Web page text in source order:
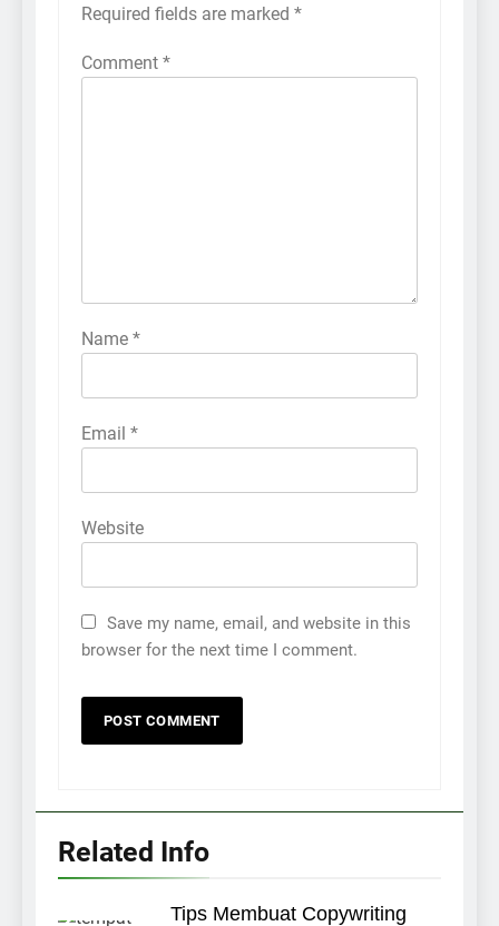
Required fields are marked *
Comment *
Name *
Email *
Website
Save my name, email, and website in this
browser for the next time I comment.
Related Info
Tips Membuat Copywriting